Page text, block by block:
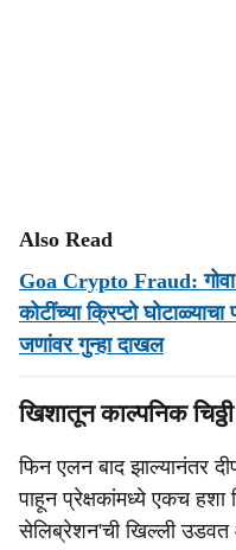
Also Read
Goa Crypto Fraud: गोवा
कोटींच्या क्रिप्टो
जणांवर गुन्हा दाखल
खिशातून काल्पनिक
फिन एलन बाद झाल्यानंतर
पाहून प्रेक्षकांमध्ये एकच हशा
सेलिब्रेशन'ची खिल्ली